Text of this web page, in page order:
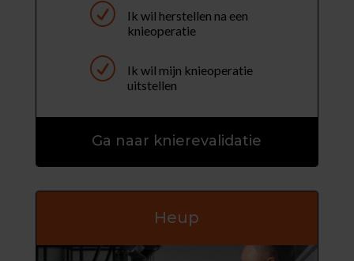
R
Ik wil herstellen na een
knieoperatie
R
Ik wil mijn knieoperatie
uitstellen
Ga naar knierevalidatie
Heup